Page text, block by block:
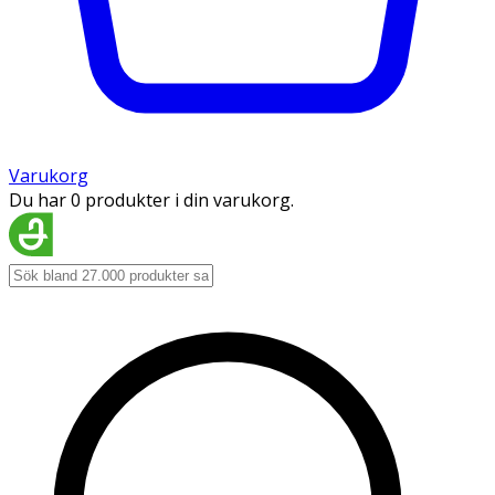
Varukorg
Du har 0 produkter i din varukorg.